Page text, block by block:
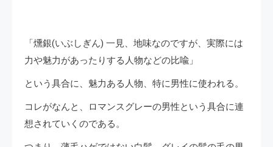
「燻銀(いぶしぎん) 一見、地味なのですが、実際には
力や魅力があったりする人物などの比喩」
という具合に、魅力ある人物、特に男性に使われる。
コレがなんと、ロマンスグレーの男性という具合に連
想されていくのである。